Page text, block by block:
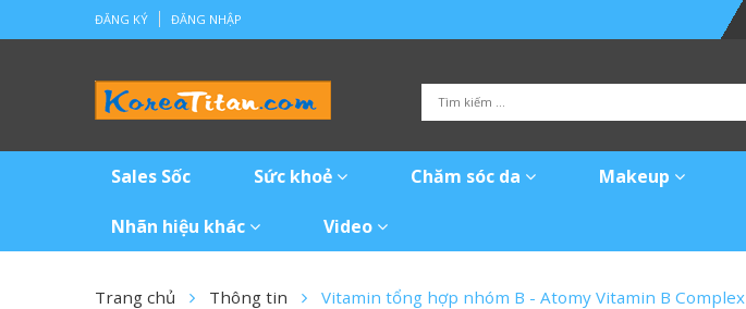
ĐĂNG KÝ ĐĂNG NHẬP
Sales Sốc Sức khoẻ Chăm sóc da Makeup
Nhãn hiệu khác Video
Trang chủ Thông tin Vitamin tổng hợp nhóm B - Atomy Vitamin B Complex